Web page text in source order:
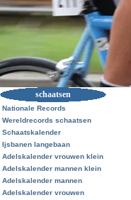
schaatsen
Nationale Records
Wereldrecords schaatsen
Schaatskalender
Ijsbanen langebaan
Adelskalender vrouwen klein
Adelskalender mannen klein
Adelskalender mannen
Adelskalender vrouwen